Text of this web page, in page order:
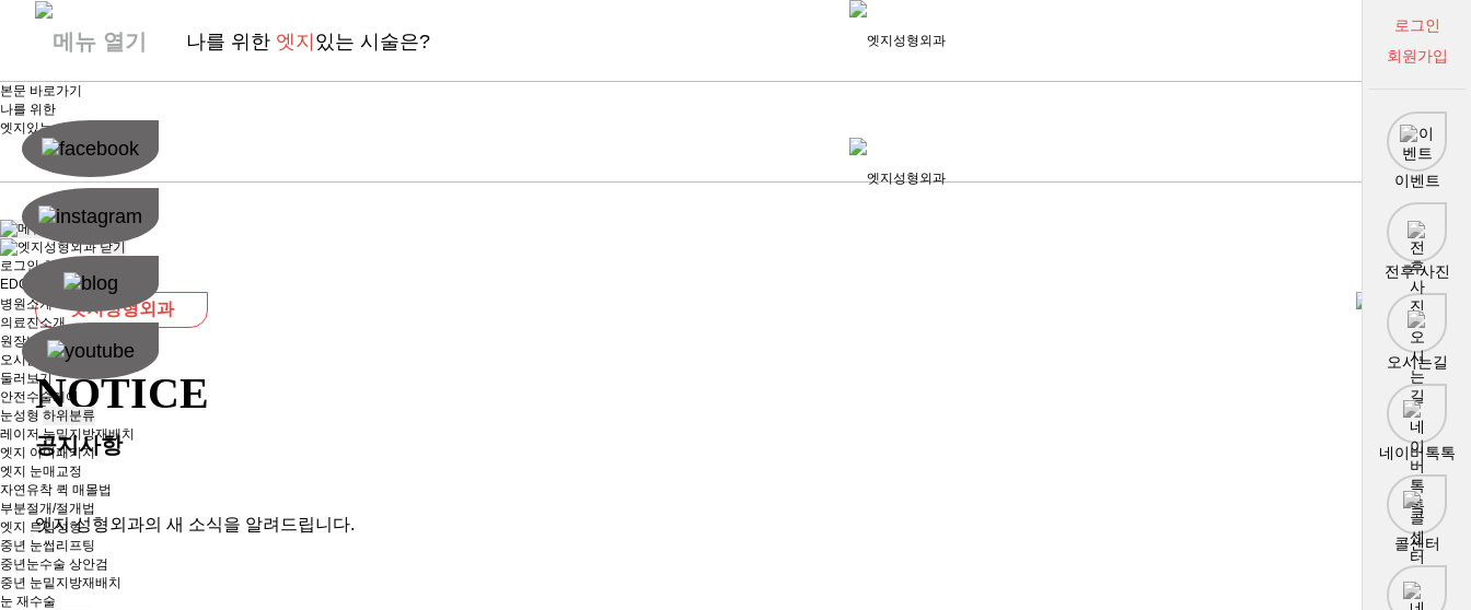
나를 위한 엣지 있는 시술은?
본문 바로가기
나를 위한
엣지 있는 시술은?
닫기
로그인 회원가입
EDGE소개
하위분류
병원소개
의료진소개
원장님 진료 일정
오시는 길
둘러보기
안전수술케어
눈성형 하위분류
레이저 눈밑지방재배치
엣지 아이패키지
엣지 눈매교정
자연유착 퀵 매몰법
부분절개/절개법
엣지 트임성형
중년 눈썹리프팅
중년눈수술 상안검
중년 눈밑지방재배치
눈 재수술
엣지성형외과
NOTICE
공지사항
엣지 성형외과의 새 소식을 알려드립니다.
로그인
회원가입
이벤트
전후 사진
오시는길
네이버톡톡
콜센터